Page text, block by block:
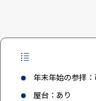
年末年始の参拝：
屋台：あり